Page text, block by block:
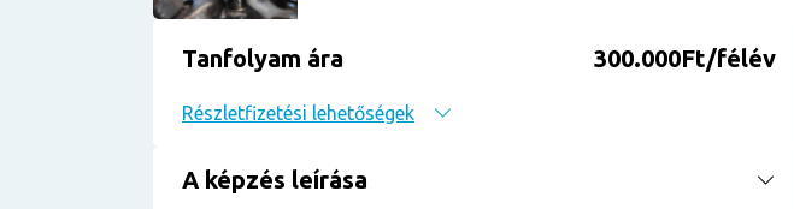
Tanfolyam ára 300.000Ft/félév
Részletfizetési lehetőségek
A képzés leírása